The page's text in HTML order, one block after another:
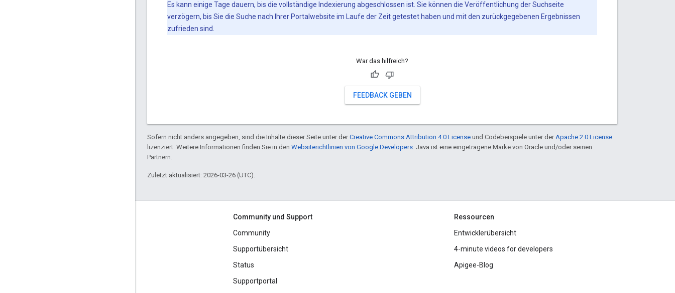
Es kann einige Tage dauern, bis die vollständige Indexierung abgeschlossen ist. Sie können die Veröffentlichung der Suchseite
verzögern, bis Sie die Suche nach Ihrer Portalwebsite im Laufe der Zeit getestet haben und mit den zurückgegebenen Ergebnissen
zufrieden sind.
War das hilfreich?
FEEDBACK GEBEN
Sofern nicht anders angegeben, sind die Inhalte dieser Seite unter derCreative Commons Attribution 4.0 License und Codebeispiele unter derApache 2.0 License
lizenziert. Weitere Informationen finden Sie in den Websiterichtlinien von Google Developers. Java ist eine eingetragene Marke von Oracle und/oder seinen
Partnern.
Zuletzt aktualisiert: 2026-03-26 (UTC).
Community und Support
Community
Supportübersicht
Status
Supportportal
Ressourcen
Entwicklerübersicht
4-minute videos for developers
Apigee-Blog